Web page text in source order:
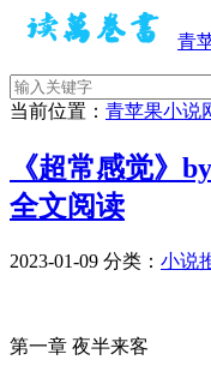
青
当前位置： 青苹果小说
《超常感觉》
全文阅读
2023-01-09 分类： 小说
第一章 夜半来客